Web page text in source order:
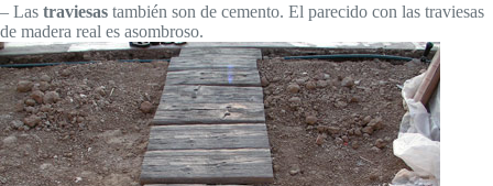
– Las traviesas también son de cemento. El parecido con las traviesas
de madera real es asombroso.